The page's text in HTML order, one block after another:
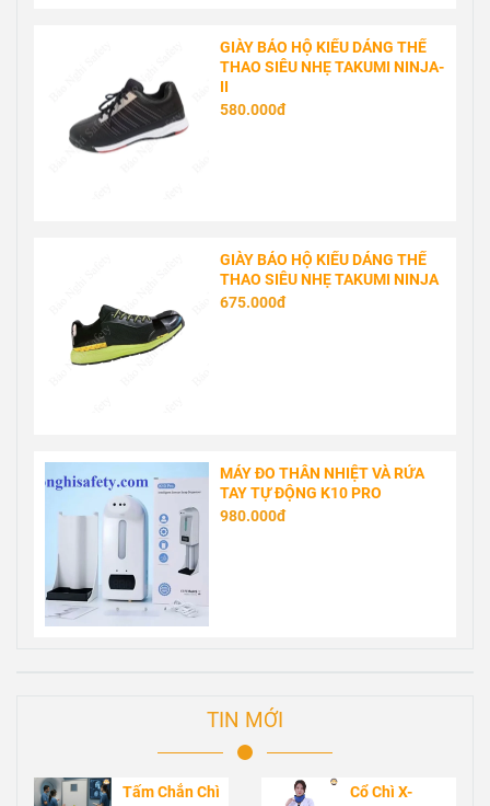
GIÀY BẢO HỘ KIỂU DÁNG THỂ
THAO SIÊU NHẸ TAKUMI NINJA-
II
580.000đ
GIÀY BẢO HỘ KIỂU DÁNG THỂ
THAO SIÊU NHẸ TAKUMI NINJA
675.000đ
MÁY ĐO THÂN NHIỆT VÀ RỬA
TAY TỰ ĐỘNG K10 PRO
980.000đ
TIN MỚI
Tấm Chắn Chì
Cổ Chì X-